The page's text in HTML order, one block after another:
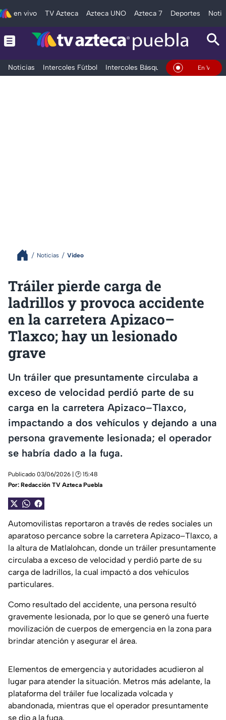
en vivo TV Azteca Azteca UNO Azteca 7 Deportes
Noticias Intercoles Fútbol Intercoles Básquetbol Deportes
En Vivo
Noticias Video
Tráiler pierde carga de
ladrillos y provoca accidente
en la carretera Apizaco–
Tlaxco; hay un lesionado
grave
Un tráiler que presuntamente circulaba a
exceso de velocidad perdió parte de su
carga en la carretera Apizaco–Tlaxco,
impactando a dos vehículos y dejando a una
persona gravemente lesionada; el operador
se habría dado a la fuga.
Publicado 03/06/2026 | 🕑 15:48
Por: Redacción TV Azteca Puebla
Automovilistas reportaron a través de redes sociales un
aparatoso percance sobre la carretera Apizaco–Tlaxco, a
la altura de Matlalohcan, donde un tráiler presuntamente
circulaba a exceso de velocidad y perdió parte de su
carga de ladrillos, la cual impactó a dos vehículos
particulares.
Como resultado del accidente, una persona resultó
gravemente lesionada, por lo que se generó una fuerte
movilización de cuerpos de emergencia en la zona para
brindar atención y asegurar el área.
Elementos de emergencia y autoridades acudieron al
lugar para atender la situación. Metros más adelante, la
plataforma del tráiler fue localizada volcada y
abandonada, mientras que el operador presuntamente
se dio a la fuga.